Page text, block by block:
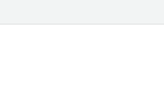
واضح ووعي مجتمعي